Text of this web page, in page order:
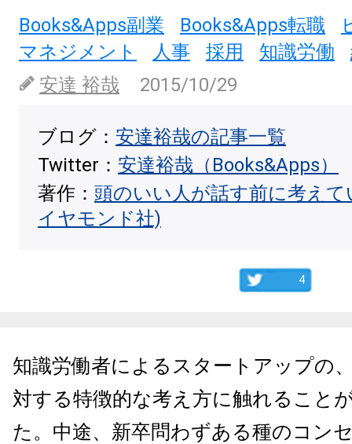
Books&Apps副業 Books&Apps転職
マネジメント
人事 採用 知識労働
安達 裕哉
2015/10/29
ブログ： 安達裕哉の記事一覧
Twitter： 安達裕哉（Books&Apps）
著作： 頭のいい人が話す前に考え
イヤモンド社)
4
知識労働者によるスタートアップの
対する特徴的な考え方に触れること
た。中途、新卒問わずある種のコン